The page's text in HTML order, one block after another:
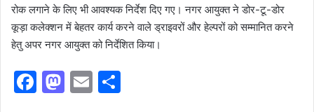
रोक लगाने के लिए भी आवश्यक निर्देश दिए गए। नगर आयुक्त ने डोर-टू-डोर
कूड़ा कलेक्शन में बेहतर कार्य करने वाले ड्राइवरों और हेल्परों को सम्मानित करने
हेतु अपर नगर आयुक्त को निर्देशित किया।
F
M E